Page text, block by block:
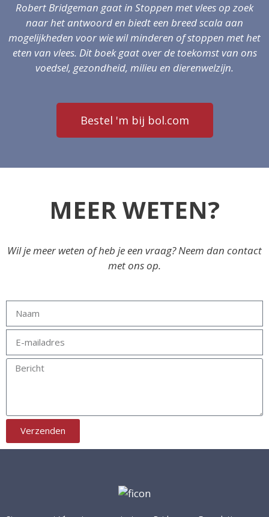
Robert Bridgeman gaat in Stoppen met vlees op zoek
naar het antwoord en biedt een breed scala aan
mogelijkheden voor wie wil minderen of stoppen met het
eten van vlees. Dit boek gaat over de toekomst van ons
voedsel, gezondheid, milieu en dierenwelzijn.
Bestel 'm bij bol.com
MEER WETEN?
Wil je meer weten of heb je een vraag? Neem dan contact
met ons op.
Verzenden